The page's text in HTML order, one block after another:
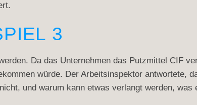
3
Da das Unternehmen das Putzmittel CIF
würde. Der Arbeitsinspektor antwortete,
und warum kann etwas verlangt werden, was